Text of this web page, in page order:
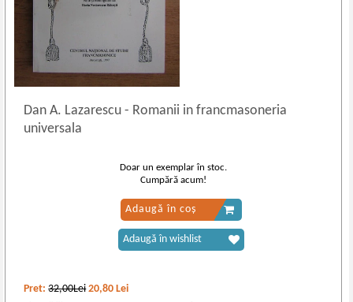
Dan A. Lazarescu- Romanii in francmasoneria
universala
Pret:32,00Lei 20,80 Lei
Doar un exemplar în stoc.
Cumpără acum!
Adaugă în coș
Adaugă în wishlist